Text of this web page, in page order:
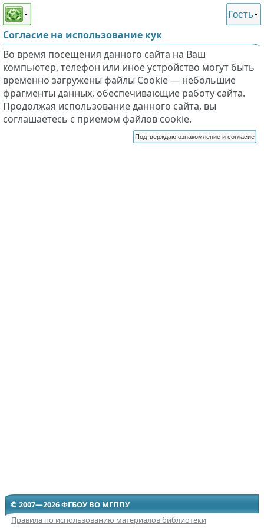
Этот сайт поддерживает
слабовидящих
Гость
Согласие на использование кук
Во время посещения данного сайта на Ваш
компьютер, телефон или иное устройство могут быть
временно загружены файлы Cookie — небольшие
фрагменты данных, обеспечивающие работу сайта.
Продолжая использование данного сайта, вы
соглашаетесь с приёмом файлов cookie.
Подтверждаю ознакомление и согласие
© 2007—2026 ФГБОУ ВО МГППУ
Правила по использованию материалов библиотеки